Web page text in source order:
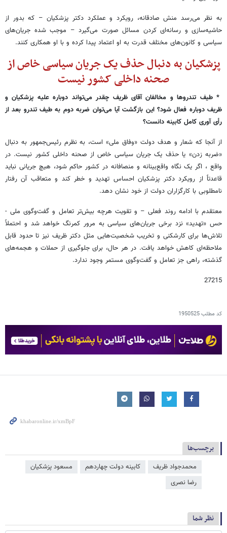
به نظر می‌رسد منش صادقانه، رویکرد و عملکرد دکتر پزشکیان – که بدور از
حاشیه‌سازی و رسانه‌ای کردن مسائل صورت می‌گیرد – موجب شده جریان‌های
سیاسی و کانون‌های مختلف قدرت به او اعتماد پیدا کرده و با او همکاری کنند.
پزشکیان به دنبال حذف یک جریان سیاسی خاص از
صحنه داخلی کشور نیست
* طیف تندروها و مخالفان آقای ظریف چقدر می‌تواند دوباره علیه پزشکیان و
ظریف دوباره فعال شود؟ این بازگشت آیا می‌توان ضربه دوم به طیف تندرو بعد از
رأی آوری کامل کابینه دانست؟
از آنجا که شعار و هدف دولت «وفاق ملی» است، به نظرم رئیس‌جمهور به دنبال
«ضربه زدن» یا حذف یک جریان سیاسی خاص از صحنه داخلی کشور نیست. در
واقع ، اگر یک نگاه واقع‌بینانه و منصافانه در کشور حاکم شود، هیچ جریانی نباید
قاعدتاً از رویکرد دکتر پزشکیان احساس تهدید و خطر کند و متعاقب آن رفتار
نامطلوبی با کارگزاران دولت از خود نشان دهد.
معتقدم با ادامه روند فعلی – و تقویت هرچه بیش‌تر تعامل و گفت‌وگوی ملی -
حس «تهدید» نزد برخی جریان‌های سیاسی به مرور کمرنگ خواهد شد و احتملاً
تلاش‌ها برای کارشکنی و تخریب شخصیت‌هایی مثل دکتر ظریف نیز تا حدود قابل
ملاحظه‌ای کاهش خواهد یافت. در هر حال، برای جلوگیری از حملات و هجمه‌های
گذشته، راهی جز تعامل و گفت‌وگوی مستمر وجود ندارد.
27215
کد مطلب1950525
برچسب‌ها
محمدجواد ظریف کابینه دولت چهاردهم
مسعود پزشکیان
رضا نصری
نظر شما